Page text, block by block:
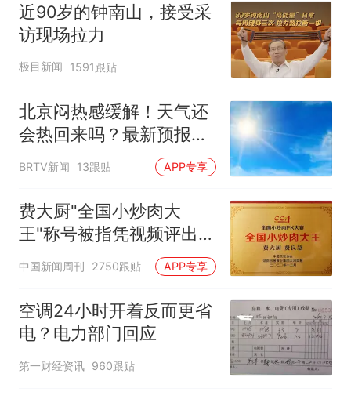
近90岁的钟南山，接受采
访现场拉力
极目新闻 1591跟贴
北京闷热感缓解！天气还
会热回来吗？最新预报
——
BRTV新闻 13跟贴 APP专享
费大厨"全国小炒肉大
王"称号被指凭视频评出
官方回应
中国新闻周刊 2750跟贴 APP专享
空调24小时开着反而更省
电？电力部门回应
第一财经资讯 960跟贴